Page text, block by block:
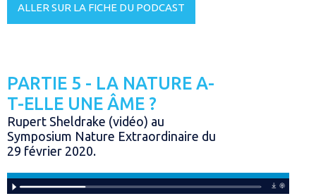
ALLER SUR LA FICHE DU PODCAST
PARTIE 5 - LA NATURE A-
T-ELLE UNE ÂME ?
Rupert Sheldrake (vidéo) au
Symposium Nature Extraordinaire du
29 février 2020.